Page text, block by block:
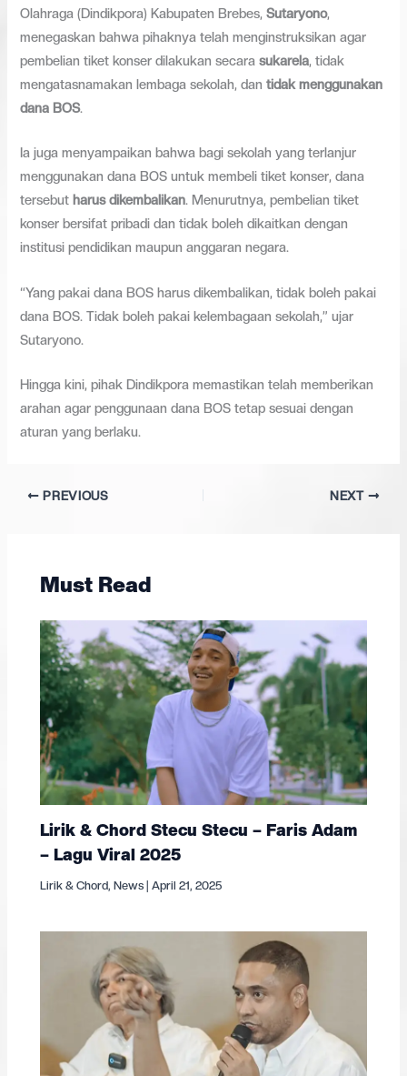
Olahraga (Dindikpora) Kabupaten Brebes,Sutaryono,
menegaskan bahwa pihaknya telah menginstruksikan agar
pembelian tiket konser dilakukan secarasukarela, tidak
mengatasnamakan lembaga sekolah, dantidak menggunakan
dana BOS.
Ia juga menyampaikan bahwa bagi sekolah yang terlanjur
menggunakan dana BOS untuk membeli tiket konser, dana
tersebut harus dikembalikan. Menurutnya, pembelian tiket
konser bersifat pribadi dan tidak boleh dikaitkan dengan
institusi pendidikan maupun anggaran negara.
“Yang pakai dana BOS harus dikembalikan, tidak boleh pakai
dana BOS. Tidak boleh pakai kelembagaan sekolah,” ujar
Sutaryono.
Hingga kini, pihak Dindikpora memastikan telah memberikan
arahan agar penggunaan dana BOS tetap sesuai dengan
aturan yang berlaku.
PREVIOUS NEXT
Must Read
Lirik & Chord Stecu Stecu – Faris Adam
– Lagu Viral 2025
Lirik & Chord,News |April 21, 2025